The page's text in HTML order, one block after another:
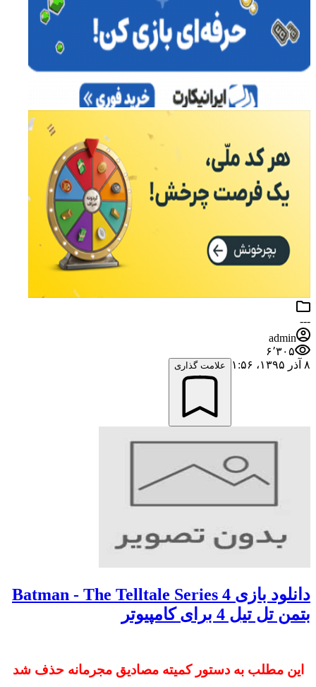
---
admin
۶٬۳۰۵
۸ آذر ۱۳۹۵،‏ ۱:۵۶
علامت گذاری
دانلود بازی 4 Batman - The Telltale Series
بتمن تل تیل 4 برای کامپیوتر
این مطلب به دستور کمیته مصادیق مجرمانه حذف شد